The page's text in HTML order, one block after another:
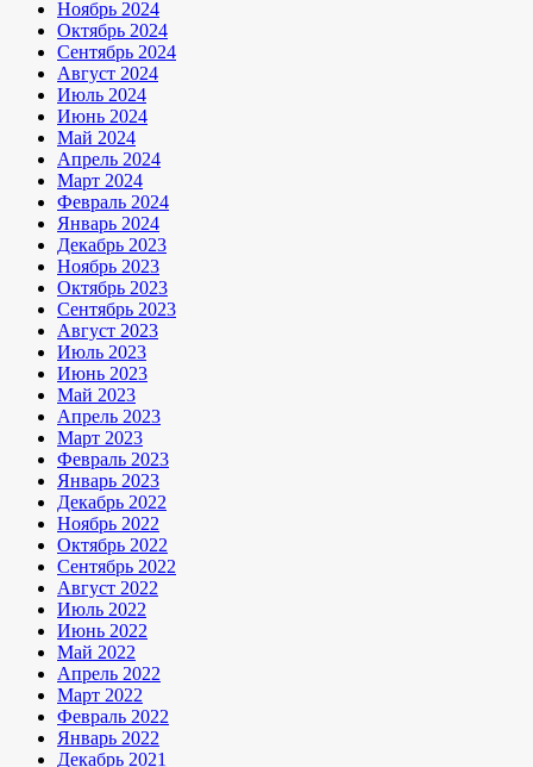
Ноябрь 2024
Октябрь 2024
Сентябрь 2024
Август 2024
Июль 2024
Июнь 2024
Май 2024
Апрель 2024
Март 2024
Февраль 2024
Январь 2024
Декабрь 2023
Ноябрь 2023
Октябрь 2023
Сентябрь 2023
Август 2023
Июль 2023
Июнь 2023
Май 2023
Апрель 2023
Март 2023
Февраль 2023
Январь 2023
Декабрь 2022
Ноябрь 2022
Октябрь 2022
Сентябрь 2022
Август 2022
Июль 2022
Июнь 2022
Май 2022
Апрель 2022
Март 2022
Февраль 2022
Январь 2022
Декабрь 2021